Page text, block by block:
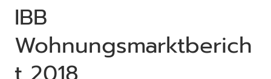
IBB
Wohnungsmarktberich